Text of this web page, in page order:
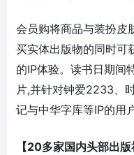
会员购将商品与装扮皮
买实体出版物的同时可
的IP体验。读书日期间
片,并针对钟爱2233、
记与中华字库等IP的用
【20多家国内头部出